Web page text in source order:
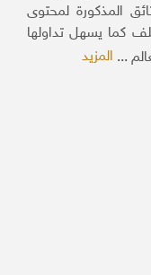
المذكورة لمحتوى
كما يسهل تداولها
...المزيد